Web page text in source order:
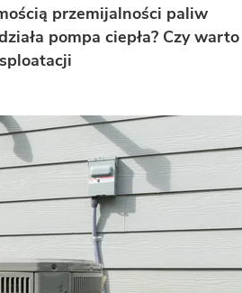
przemijalności paliw
pompa ciepła? Czy warto